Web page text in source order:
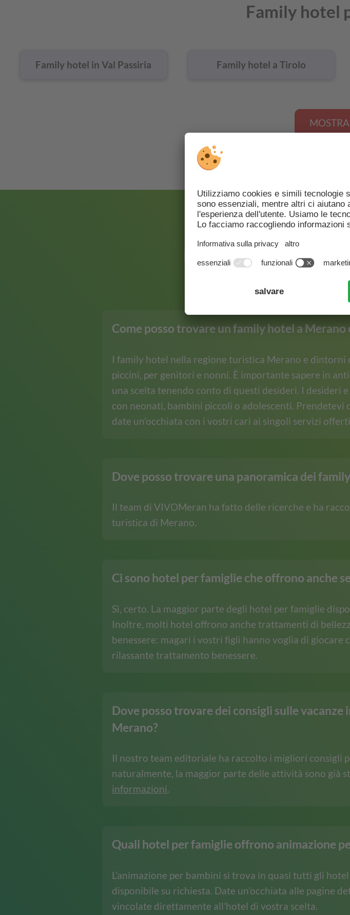
Family hotel
Family hotel in Val Passiria Family hotel a Tirolo
Domande frequenti
a
Come posso trovare un family hotel a Merano
I family hotel nella regione turistica Merano e
piccini, per genitori e nonni. È importante sapere in
una scelta tenendo conto di questi desideri. I desideri
con neonati, bambini piccoli o adolescenti.
date un’occhiata con i vostri cari ai singoli servizi
Dove posso trovare una panoramica dei
Il team diVIVOMeran ha fatto delle ricerche e ha
turistica di Merano.
Ci sono hotel per famiglie che offrono anche
Sì, certo. La maggior parte degli hotel per famiglie
Inoltre, molti hotel offrono anche trattamenti di
benessere: magari i vostri figli hanno voglia di
rilassante trattamento benessere.
Dove posso trovare dei consigli sulle
Merano?
Il nostro team editoriale ha raccolto i migliori consigli
naturalmente, la maggior parte delle attività sono già
informazioni.
Quali hotel per famiglie offrono animazione
L’animazione per bambini si trova in quasi tutti gli
disponibile su richiesta. Date un’occhiata alle pagine
vincolate direttamente all’hotel di vostra scelta.